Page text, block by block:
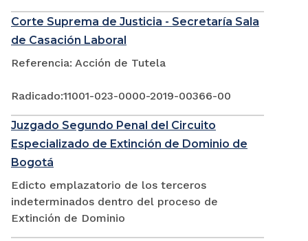
Corte Suprema de Justicia - Secretaría Sala
de Casación Laboral
Referencia: Acción de Tutela
Radicado:11001-023-0000-2019-00366-00
Juzgado Segundo Penal del Circuito
Especializado de Extinción de Dominio de
Bogotá
Edicto emplazatorio de los terceros
indeterminados dentro del proceso de
Extinción de Dominio